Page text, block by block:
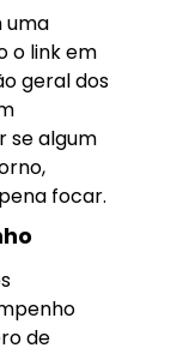
uma
o link em
geral dos
se algum
focar.
de